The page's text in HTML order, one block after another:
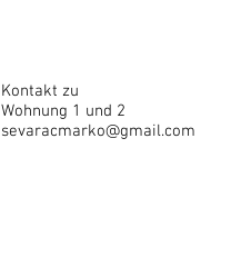
Kontakt zu
Wohnung 1 und 2
sevaracmarko@gmail.com